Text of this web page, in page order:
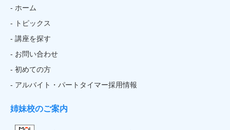
- ホーム
- トピックス
- 講座を探す
- お問い合わせ
- 初めての方
- アルバイト・パートタイマー採用情報
姉妹校のご案内